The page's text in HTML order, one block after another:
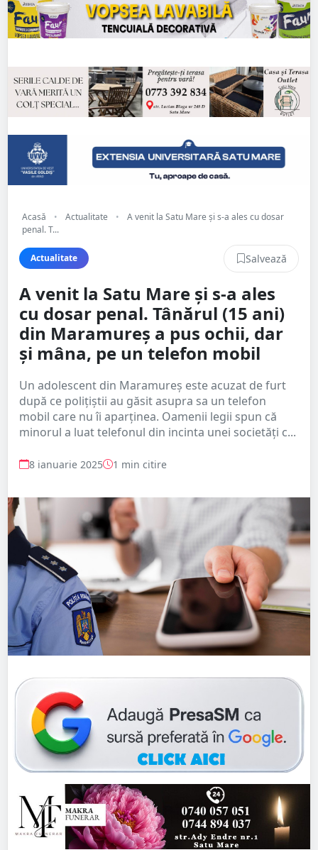
Acasă • Actualitate •
A venit la Satu Mare și s-a ales cu dosar
penal. T...
Actualitate Salvează
A venit la Satu Mare și s-a ales
cu dosar penal. Tânărul (15 ani)
din Maramureș a pus ochii, dar
și mâna, pe un telefon mobil
Un adolescent din Maramureș este acuzat de furt
după ce polițiștii au găsit asupra sa un telefon
mobil care nu îi aparținea. Oamenii legii spun că
minorul a luat telefonul din incinta unei societăți c...
8 ianuarie 2025 1 min citire